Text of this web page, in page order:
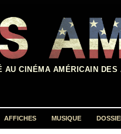
CINÉMA AMÉRICAIN
AFFICHES MUSIQUE